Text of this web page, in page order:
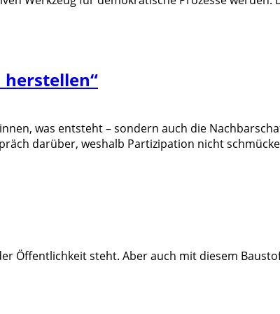
herstellen“
was entsteht – sondern auch die
darüber, weshalb Partizipation nicht
Öffentlichkeit steht. Aber auch mit diesem